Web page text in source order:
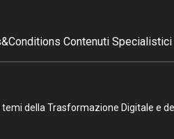
Contenuti Specialistici
della Trasformazione Digitale e